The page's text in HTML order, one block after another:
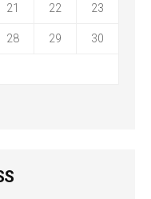
21 22 23
28 29 30